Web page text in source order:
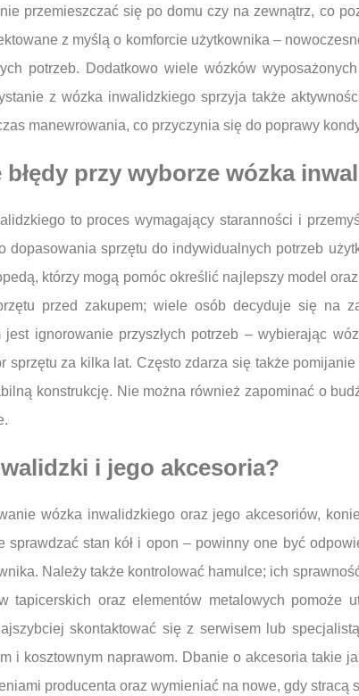
przemieszczać się po domu czy na zewnątrz, co
z myślą o komforcie użytkownika –
potrzeb. Dodatkowo wiele wózków
z wózka inwalidzkiego sprzyja także
manewrowania, co przyczynia się do poprawy
przy wyborze wózka
to proces wymagający staranności i
dopasowania sprzętu do indywidualnych potrzeb
którzy mogą pomóc określić najlepszy model
przed zakupem; wiele osób decyduje się na
jest ignorowanie przyszłych potrzeb – wybierając
sprzętu za kilka lat. Często zdarza się także
konstrukcję. Nie można również zapominać o
i jego akcesoria?
wózka inwalidzkiego oraz jego akcesoriów,
sprawdzać stan kół i opon – powinny one być
Należy także kontrolować hamulce; ich
tapicerskich oraz elementów metalowych
skontaktować się z serwisem lub
i kosztownym naprawom. Dbanie o akcesoria takie
producenta oraz wymieniać na nowe, gdy stracą